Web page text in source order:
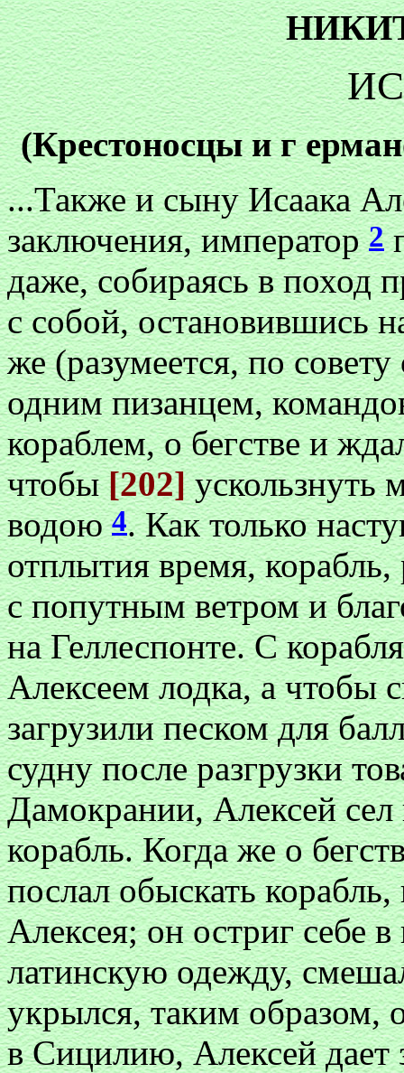
(Крестоносцы и г
...Также и сыну Исаака
заключения, император2
даже, собираясь в поход
с собой, остановившись
же (разумеется, по
одним пизанцем,
кораблем, о бегстве и
чтобы[202]ускользнуть
водою4. Как только
отплытия время, корабль,
с попутным ветром и
на Геллеспонте. С
Алексеем лодка, а чтобы
загрузили песком для
судну после разгрузки
Дамокрании, Алексей сел
корабль. Когда же о
послал обыскать
Алексея; он остриг себе
латинскую одежду,
укрылся, таким образом,
в Сицилию, Алексей дает